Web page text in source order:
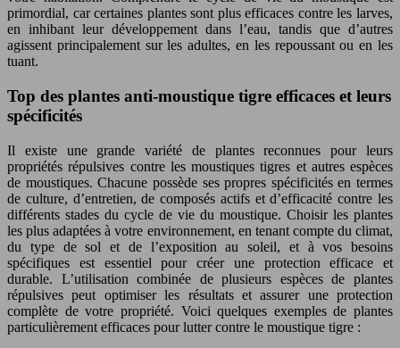
primordial, car certaines plantes sont plus efficaces contre les larves,
en inhibant leur développement dans l’eau, tandis que d’autres
agissent principalement sur les adultes, en les repoussant ou en les
tuant.
Top des plantes anti-moustique tigre efficaces et leurs
spécificités
Il existe une grande variété de plantes reconnues pour leurs
propriétés répulsives contre les moustiques tigres et autres espèces
de moustiques. Chacune possède ses propres spécificités en termes
de culture, d’entretien, de composés actifs et d’efficacité contre les
différents stades du cycle de vie du moustique. Choisir les plantes
les plus adaptées à votre environnement, en tenant compte du climat,
du type de sol et de l’exposition au soleil, et à vos besoins
spécifiques est essentiel pour créer une protection efficace et
durable. L’utilisation combinée de plusieurs espèces de plantes
répulsives peut optimiser les résultats et assurer une protection
complète de votre propriété. Voici quelques exemples de plantes
particulièrement efficaces pour lutter contre le moustique tigre :